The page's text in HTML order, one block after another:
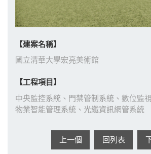
【建案名稱】
國立清華大學宏亮美術館
【工程項目】
中央監控系統、門禁管制系統、數位監
物業智能管理系統、光纖資訊網管系統
上一個 回列表